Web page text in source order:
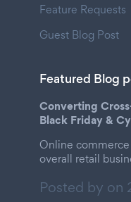
Feature Requests
Guest Blog Post
Featured Blog
Converting
Black Friday &
Online
overall retail
Posted by on